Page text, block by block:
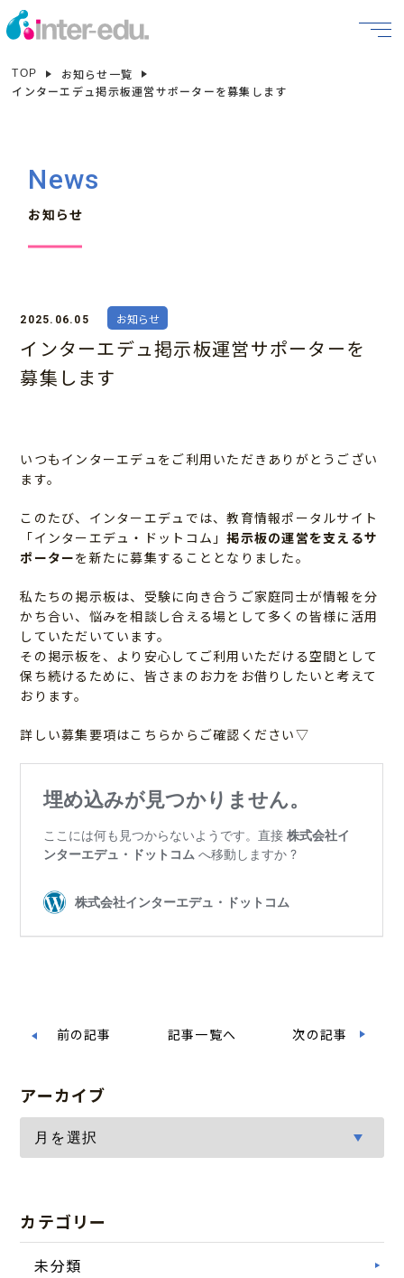
TOP
お知らせ一覧
インターエデュ掲示板運営サポーターを募集します
News
お知らせ
2025.06.05 お知らせ
インターエデュ掲示板運営サポーターを
募集します
いつもインターエデュをご利用いただきありがとうござい
ます。
このたび、インターエデュでは、教育情報ポータルサイト
「インターエデュ・ドットコム」掲示板の運営を支えるサ
ポーターを新たに募集することとなりました。
私たちの掲示板は、受験に向き合うご家庭同士が情報を分
かち合い、悩みを相談し合える場として多くの皆様に活用
していただいています。
その掲示板を、より安心してご利用いただける空間として
保ち続けるために、皆さまのお力をお借りしたいと考えて
おります。
詳しい募集要項はこちらからご確認ください▽
前の記事 記事一覧へ 次の記事
アーカイブ
カテゴリー
未分類